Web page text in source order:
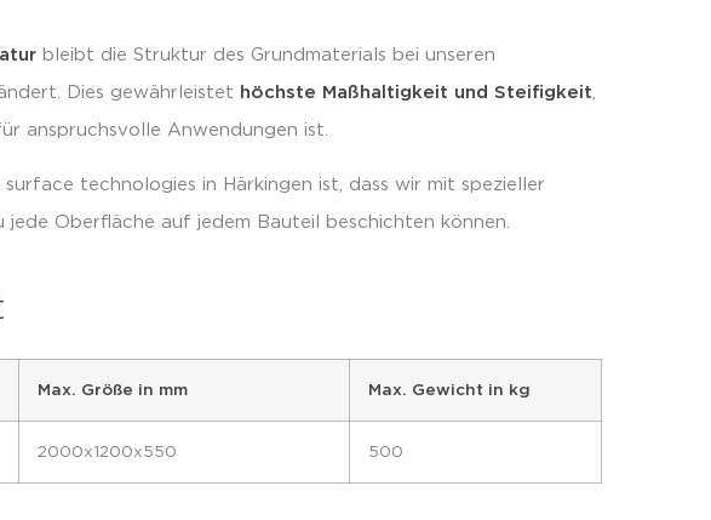
bleibt die Struktur des Grundmaterials bei unseren
Dies gewährleistet höchste Maßhaltigkeit und Steifigkeit
anspruchsvolle Anwendungen ist.
technologies in Härkingen ist, dass wir mit spezieller
jede Oberfläche auf jedem Bauteil beschichten können.
Max. Größe in mm Max. Gewicht in kg
2000x1200x550 500